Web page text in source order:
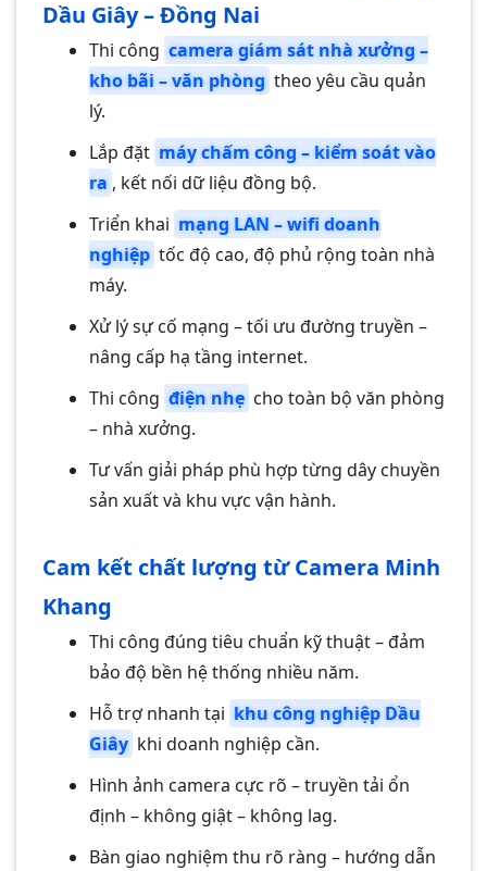
Dầu Giây – Đồng Nai
Thi công camera giám sát nhà xưởng –
kho bãi – văn phòng theo yêu cầu quản
lý.
Lắp đặt máy chấm công – kiểm soát vào
ra , kết nối dữ liệu đồng bộ.
Triển khai mạng LAN – wifi doanh
nghiệp tốc độ cao, độ phủ rộng toàn nhà
máy.
Xử lý sự cố mạng – tối ưu đường truyền –
nâng cấp hạ tầng internet.
Thi công điện nhẹ cho toàn bộ văn phòng
– nhà xưởng.
Tư vấn giải pháp phù hợp từng dây chuyền
sản xuất và khu vực vận hành.
Cam kết chất lượng từ Camera Minh
Khang
Thi công đúng tiêu chuẩn kỹ thuật – đảm
bảo độ bền hệ thống nhiều năm.
Hỗ trợ nhanh tại khu công nghiệp Dầu
Giây khi doanh nghiệp cần.
Hình ảnh camera cực rõ – truyền tải ổn
định – không giật – không lag.
Bàn giao nghiệm thu rõ ràng – hướng dẫn